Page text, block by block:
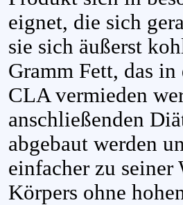
eignet, die sich
sie sich äußerst
Gramm Fett, das
CLA vermieden
anschließenden
abgebaut werden
einfacher zu
Körpers ohne